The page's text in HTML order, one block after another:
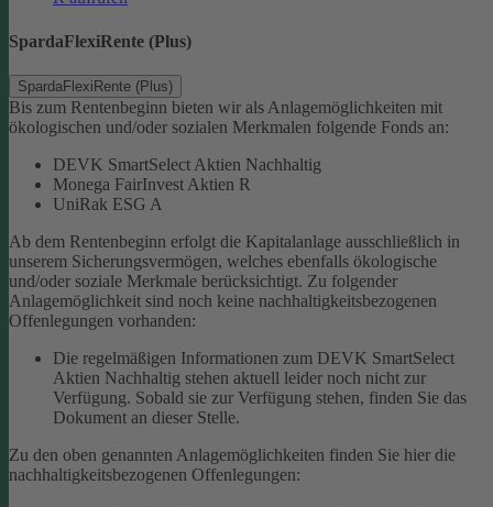
SpardaFlexiRente (Plus)
SpardaFlexiRente (Plus)
Bis zum Rentenbeginn bieten wir als Anlagemöglichkeiten mit
ökologischen und/oder sozialen Merkmalen folgende Fonds an:
DEVK SmartSelect Aktien Nachhaltig
Monega FairInvest Aktien R
UniRak ESG A
Ab dem Rentenbeginn erfolgt die Kapitalanlage ausschließlich in
unserem Sicherungsvermögen, welches ebenfalls ökologische
und/oder soziale Merkmale berücksichtigt. Zu folgender
Anlagemöglichkeit sind noch keine nachhaltigkeitsbezogenen
Offenlegungen vorhanden:
Die regelmäßigen Informationen zum DEVK SmartSelect
Aktien Nachhaltig stehen aktuell leider noch nicht zur
Verfügung. Sobald sie zur Verfügung stehen, finden Sie das
Dokument an dieser Stelle.
Zu den oben genannten Anlagemöglichkeiten finden Sie hier die
nachhaltigkeitsbezogenen Offenlegungen: